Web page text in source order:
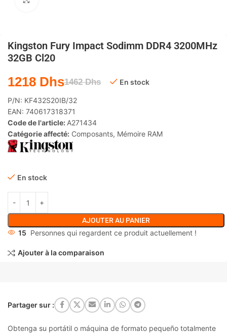
Kingston Fury Impact Sodimm DDR4 3200MHz
32GB Cl20
1462Dhs
1218 Dhs En stock
P/N: KF432S20IB/32
EAN: 740617318371
Code de l'article: A271434
Catégorie affecté: Composants, Mémoire RAM
En stock
AJOUTER AU PANIER
15 Personnes qui regardent ce produit actuellement !
Ajouter à la comparaison
Partager sur :
Obtenga su portátil o máquina de formato pequeño totalmente